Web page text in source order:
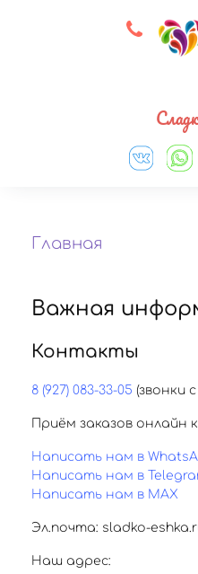
8
Главная
Важная
Контакты
8 (927) 083-33-05 (звонки с
Приём заказов онлайн
Написать нам в
Написать нам в
Написать нам в MAX
Эл.почта: sladko-
Наш адрес: